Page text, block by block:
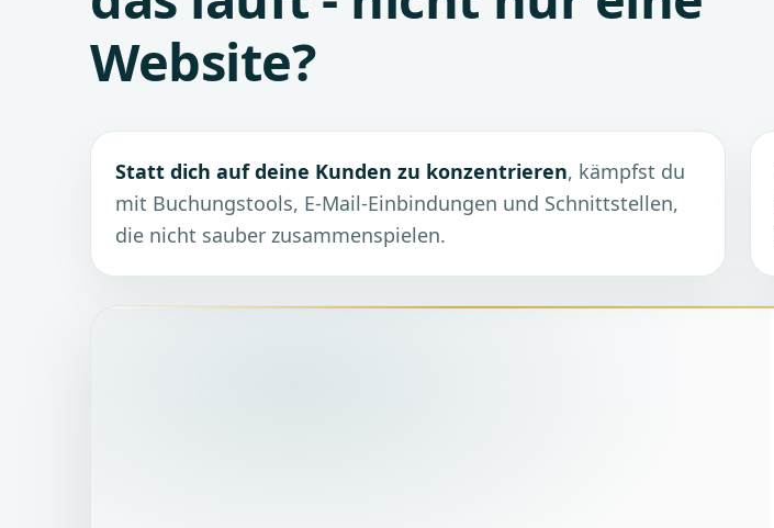
Website?
Statt dich auf deine Kunden zu konzentrieren, kämpfst du
mit Buchungstools, E-Mail-Einbindungen und Schnittstellen,
die nicht sauber zusammenspielen.